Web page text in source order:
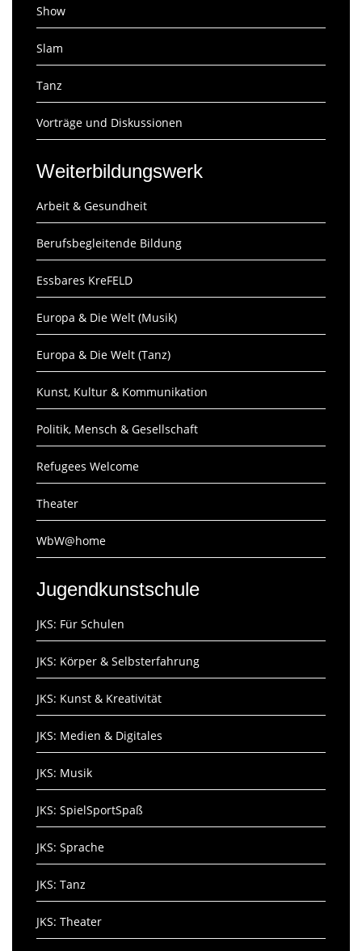
Show
Slam
Tanz
Vorträge und Diskussionen
Weiterbildungswerk
Arbeit & Gesundheit
Berufsbegleitende Bildung
Essbares KreFELD
Europa & Die Welt (Musik)
Europa & Die Welt (Tanz)
Kunst, Kultur & Kommunikation
Politik, Mensch & Gesellschaft
Refugees Welcome
Theater
WbW@home
Jugendkunstschule
JKS: Für Schulen
JKS: Körper & Selbsterfahrung
JKS: Kunst & Kreativität
JKS: Medien & Digitales
JKS: Musik
JKS: SpielSportSpaß
JKS: Sprache
JKS: Tanz
JKS: Theater